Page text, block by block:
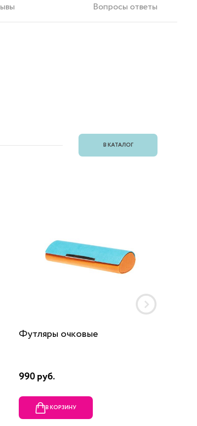
Вопросы ответы
В КАТАЛОГ
Футляры очковые
990 руб.
В КОРЗИНУ